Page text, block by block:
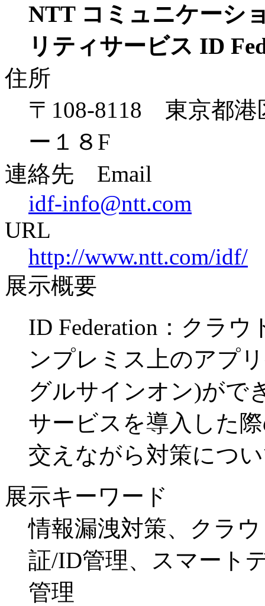
NTT コミュニケー
リティサービス ID
住所
〒108-8118 東京都港
ー１８F
連絡先 Email
idf-info@ntt.com
URL
http://www.ntt.com/idf/
展示概要
ID Federation：クラ
ンプレミス上のアプ
グルサインオン)がで
サービスを導入した
交えながら対策につ
展示キーワード
情報漏洩対策、クラ
証/ID管理、スマート
管理